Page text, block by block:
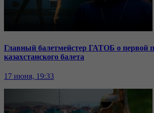
Главный балетмейстер ГАТОБ о первой
казахстанского балета
17 июня, 19:33